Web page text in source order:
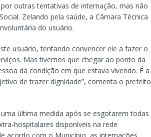
outras tentativas de internação, mas não
Zelando pela saúde, a Câmara Técnica
do usuário.
usuário, tentando convencer ele a fazer o
Mas tivemos que chegar ao ponto da
da condição em que estava vivendo. É a
de trazer dignidade”, comenta o prefeito
última medida após se esgotarem todas
hospitalares disponíveis na rede
acordo com o Município, as internações